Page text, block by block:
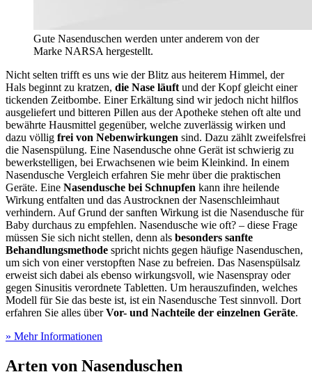
Gute Nasenduschen werden unter anderem von der
Marke NARSA hergestellt.
Nicht selten trifft es uns wie der Blitz aus heiterem Himmel, der
Hals beginnt zu kratzen, die Nase läuft und der Kopf gleicht einer
tickenden Zeitbombe. Einer Erkältung sind wir jedoch nicht hilflos
ausgeliefert und bitteren Pillen aus der Apotheke stehen oft alte und
bewährte Hausmittel gegenüber, welche zuverlässig wirken und
dazu völlig frei von Nebenwirkungen sind. Dazu zählt zweifelsfrei
die Nasenspülung. Eine Nasendusche ohne Gerät ist schwierig zu
bewerkstelligen, bei Erwachsenen wie beim Kleinkind. In einem
Nasendusche Vergleich erfahren Sie mehr über die praktischen
Geräte. Eine Nasendusche bei Schnupfen kann ihre heilende
Wirkung entfalten und das Austrocknen der Nasenschleimhaut
verhindern. Auf Grund der sanften Wirkung ist die Nasendusche für
Baby durchaus zu empfehlen. Nasendusche wie oft? – diese Frage
müssen Sie sich nicht stellen, denn als besonders sanfte
Behandlungsmethode spricht nichts gegen häufige Nasenduschen,
um sich von einer verstopften Nase zu befreien. Das Nasenspülsalz
erweist sich dabei als ebenso wirkungsvoll, wie Nasenspray oder
gegen Sinusitis verordnete Tabletten. Um herauszufinden, welches
Modell für Sie das beste ist, ist ein Nasendusche Test sinnvoll. Dort
erfahren Sie alles überVor- und Nachteile der einzelnen Geräte.
» Mehr Informationen
Arten von Nasenduschen